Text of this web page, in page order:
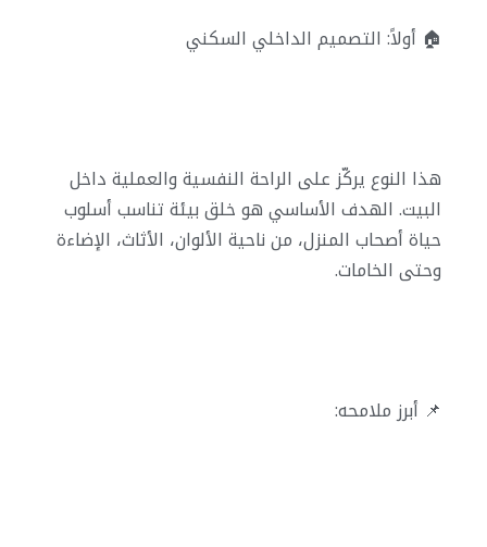
🏠 أولاً: التصميم الداخلي السكني
هذا النوع يركّز على الراحة النفسية والعملية داخل
البيت. الهدف الأساسي هو خلق بيئة تناسب أسلوب
حياة أصحاب المنزل، من ناحية الألوان، الأثاث، الإضاءة
وحتى الخامات.
📌 أبرز ملامحه: